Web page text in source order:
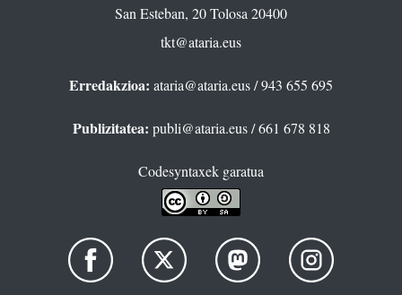
San Esteban, 20 Tolosa 20400
tkt@ataria.eus
Erredakzioa: ataria@ataria.eus/ 943 655 695
Publizitatea: publi@ataria.eus/ 661 678 818
Codesyntaxek garatua